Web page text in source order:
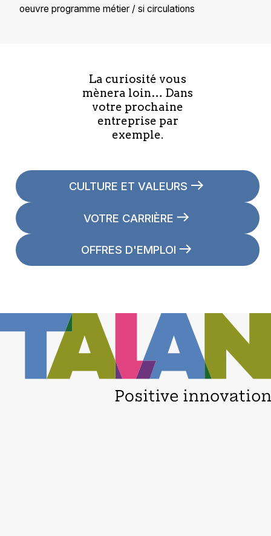
oeuvre programme métier / si circulations
La curiosité vous
mènera loin… Dans
votre prochaine
entreprise par
exemple.
CULTURE ET VALEURS
VOTRE CARRIÈRE
OFFRES D'EMPLOI